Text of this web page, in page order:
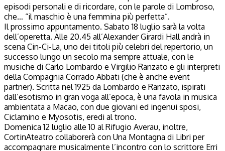
episodi personali e di ricordare, con le parole di Lombroso,
che… “il maschio è una femmina più perfetta”.
Il prossimo appuntamento. Sabato 18 luglio sarà la volta
dell’operetta. Alle 20.45 all’Alexander Girardi Hall andrà in
scena Cin-Ci-La, uno dei titoli più celebri del repertorio, un
successo lungo un secolo ma sempre attuale, con le
musiche di Carlo Lombardo e Virgilio Ranzato e gli interpreti
della Compagnia Corrado Abbati (che è anche event
partner). Scritta nel 1925 da Lombardo e Ranzato, ispirati
dall’esotismo in gran voga all’epoca, è una favola in musica
ambientata a Macao, con due giovani ed ingenui sposi,
Ciclamino e Myosotis, eredi al trono.
Domenica 12 luglio alle 10 al Rifugio Averau, inoltre,
CortinAteatro collaborerà con Una Montagna di Libri per
accompagnare musicalmente l’incontro con lo scrittore Erri